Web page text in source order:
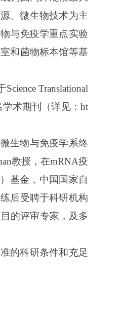
、微生物技术为主
与免疫学重点实验
和菌物标本馆等基
Translational
学术期刊
（详见： ht
生物与免疫学系终
教授，在mRNA疫
基金，中国国家自
后受聘于科研机构
的评审专家，及多
的科研条件和充足